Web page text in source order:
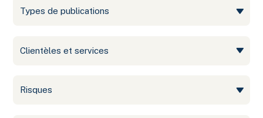
Types de publications
Clientèles et services
Risques